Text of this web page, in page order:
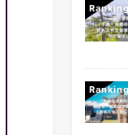
Ranking
Ranking